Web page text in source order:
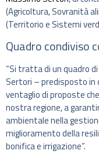
(Agricoltura, Sovranità
(Territorio e Sistemi
Quadro condiviso
“Si tratta di un quadro
Sertori – predisposto in
ventaglio di proposte
nostra regione, a
ambientale nella
miglioramento della
bonifica e irrigazione”.